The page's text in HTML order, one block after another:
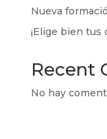
Nueva
¡Elige bien tus
Recent
No hay